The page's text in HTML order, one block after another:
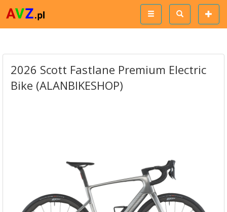
2026 Scott Fastlane Premium Electric
Bike (ALANBIKESHOP)